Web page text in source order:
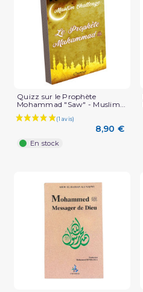
Quizz sur le Prophète
Mohammad "Saw" - Muslim...
8,90 €
En stock